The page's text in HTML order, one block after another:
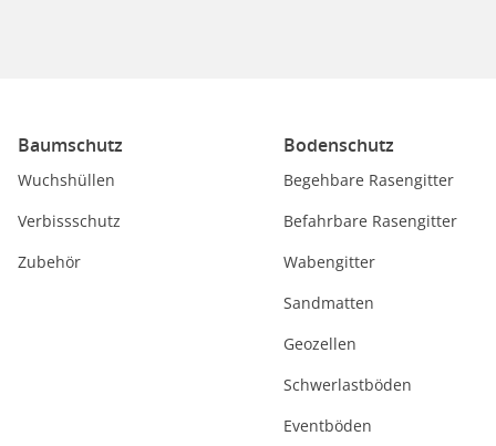
Baumschutz
Wuchshüllen
Verbissschutz
Zubehör
Bodenschutz
Begehbare Rasengitter
Befahrbare Rasengitter
Wabengitter
Sandmatten
Geozellen
Schwerlastböden
Eventböden